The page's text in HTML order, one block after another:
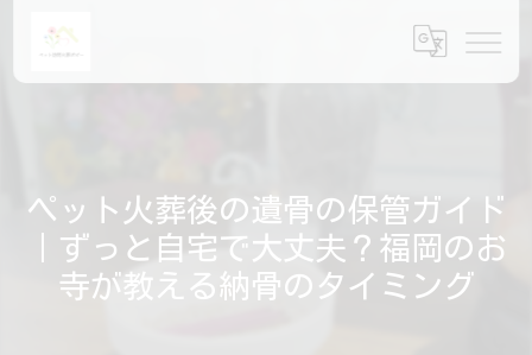
ペット火葬後の遺骨の保管ガイド
｜ずっと自宅で大丈夫？福岡のお
寺が教える納骨のタイミング